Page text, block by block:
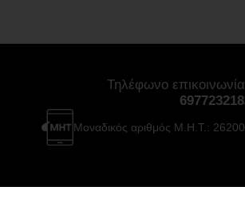
Τηλέφωνο
Μοναδικός αριθμός Μ.Η.Τ.: